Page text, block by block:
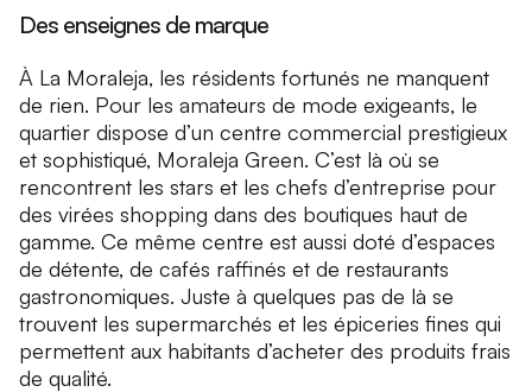
Des enseignes de marque
À La Moraleja, les résidents fortunés ne manquent
de rien. Pour les amateurs de mode exigeants, le
quartier dispose d’un centre commercial prestigieux
et sophistiqué, Moraleja Green. C’est là où se
rencontrent les stars et les chefs d’entreprise pour
des virées shopping dans des boutiques haut de
gamme. Ce même centre est aussi doté d’espaces
de détente, de cafés raffinés et de restaurants
gastronomiques. Juste à quelques pas de là se
trouvent les supermarchés et les épiceries fines qui
permettent aux habitants d’acheter des produits frais
de qualité.